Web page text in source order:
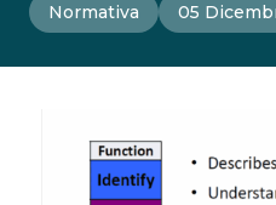
Normativa 05